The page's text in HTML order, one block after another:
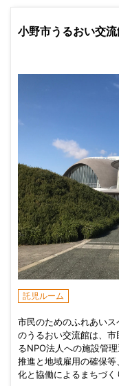
小野市うるおい交
託児ルーム
市民のためのふれあい
のうるおい交流館は、
るNPO法人への施設管
推進と地域雇用の確保
化と協働によるまちづく